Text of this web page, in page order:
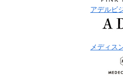
アデルビ
メディス